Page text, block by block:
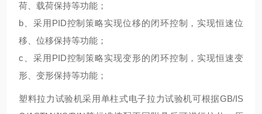
荷、载荷保持等功能；
b、采用PID控制策略实现位移的闭环控制，实现恒速位
移、位移保持等功能；
c、采用PID控制策略实现变形的闭环控制，实现恒速变
形、变形保持等功能；
塑料拉力试验机采用单柱式电子拉力试验机可根据GB/IS